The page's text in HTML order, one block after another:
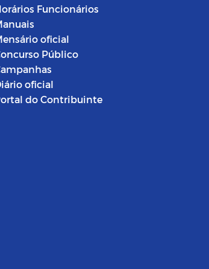
Funcionários
oficial
Público
oficial
do Contribuinte